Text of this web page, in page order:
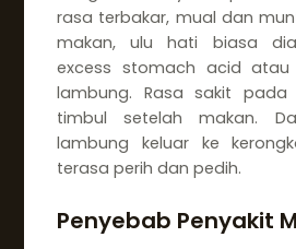
rasa terbakar, mual dan
makan, ulu hati biasa
excess stomach acid atau
lambung. Rasa sakit
timbul setelah makan.
lambung keluar ke
terasa perih dan pedih.
Penyebab Penyakit